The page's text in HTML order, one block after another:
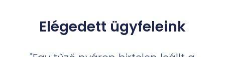
Elégedett ügyfeleink